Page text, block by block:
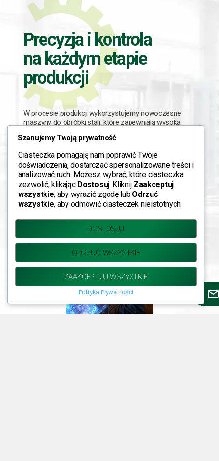
Precyzja i kontrola
na każdym etapie
produkcji
W procesie produkcji wykorzystujemy nowoczesne
maszyny do obróbki stali, które zapewniają wysoką
maszyny przechodzą szczegółową kontrolę jakości
przed opuszczeniem zakładu.
Stosujemy wysokiej klasy farby i powłoki ochronne,
które zwiększają odporność na warunki atmosferyczne
i wydłużają żywotność maszyn.
Szanujemy Twoją prywatność
Ciasteczka pomagają nam poprawić Twoje
doświadczenia, dostarczać spersonalizowane treści i
analizować ruch. Możesz wybrać, które ciasteczka
zezwolić, klikając Dostosuj. Kliknij Zaakceptuj
wszystkie, aby wyrazić zgodę lub Odrzuć
wszystkie, aby odmówić ciasteczek nieistotnych.
DOSTOSUJ
ODRZUĆ WSZYSTKIE
ZAAKCEPTUJ WSZYSTKIE
Polityka Prywatności